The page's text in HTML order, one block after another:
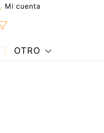
Mi cuenta
OTRO